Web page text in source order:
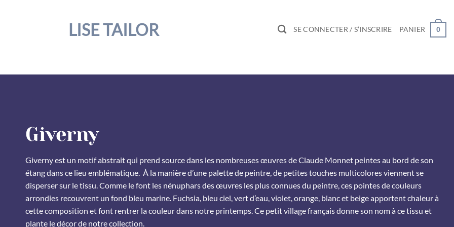
LISE TAILOR SE CONNECTER / S’INSCRIRE PANIER 0
Giverny
Giverny est un motif abstrait qui prend source dans les nombreuses œuvres de Claude Monnet peintes au bord de son
étang dans ce lieu emblématique. À la manière d’une palette de peintre, de petites touches multicolores viennent se
disperser sur le tissu. Comme le font les nénuphars des œuvres les plus connues du peintre, ces pointes de couleurs
arrondies recouvrent un fond bleu marine. Fuchsia, bleu ciel, vert d’eau, violet, orange, blanc et beige apportent chaleur à
cette composition et font rentrer la couleur dans notre printemps. Ce petit village français donne son nom à ce tissu et
plante le décor de notre collection.